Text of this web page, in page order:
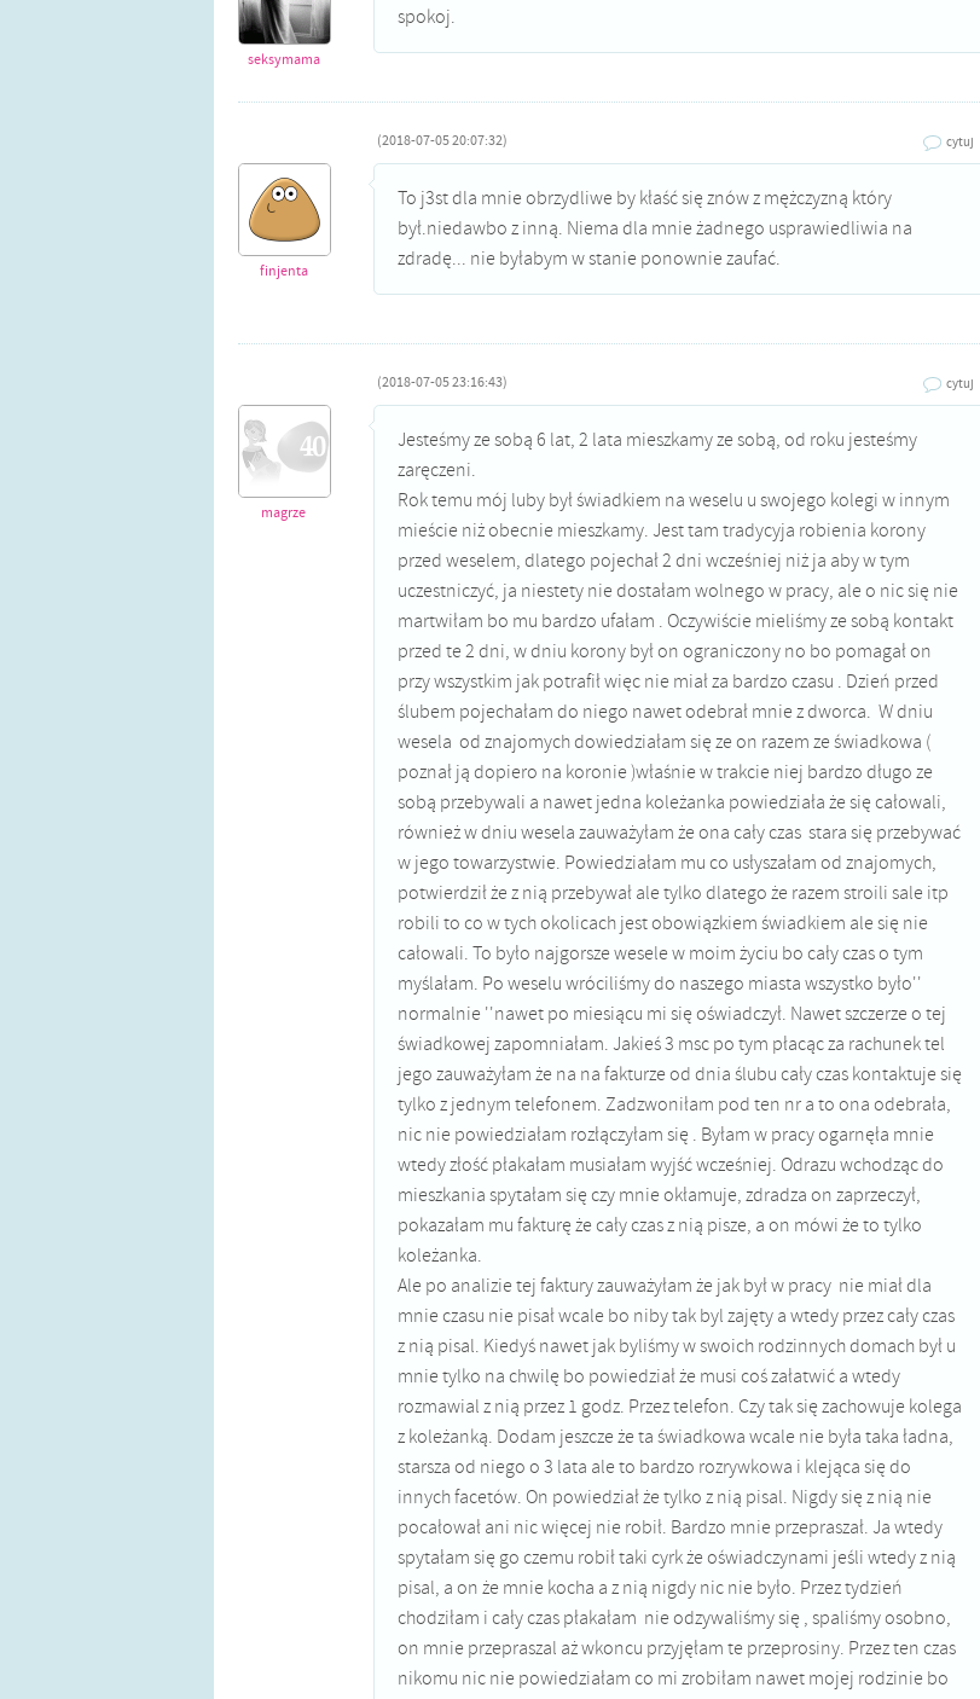
seksymama
spokoj.
(2018-07-05 20:07:32) cytuj
finjenta
To j3st dla mnie obrzydliwe by kłaść się znów z mężczyzną który
był.niedawbo z inną. Niema dla mnie żadnego usprawiedliwia na
zdradę... nie byłabym w stanie ponownie zaufać.
(2018-07-05 23:16:43) cytuj
magrze
Jesteśmy ze sobą 6 lat, 2 lata mieszkamy ze sobą, od roku jesteśmy
zaręczeni.
Rok temu mój luby był świadkiem na weselu u swojego kolegi w innym
mieście niż obecnie mieszkamy. Jest tam tradycyja robienia korony
przed weselem, dlatego pojechał 2 dni wcześniej niż ja aby w tym
uczestniczyć, ja niestety nie dostałam wolnego w pracy, ale o nic się nie
martwiłam bo mu bardzo ufałam . Oczywiście mieliśmy ze sobą kontakt
przed te 2 dni, w dniu korony był on ograniczony no bo pomagał on
przy wszystkim jak potrafił więc nie miał za bardzo czasu . Dzień przed
ślubem pojechałam do niego nawet odebrał mnie z dworca. W dniu
wesela od znajomych dowiedziałam się ze on razem ze świadkowa (
poznał ją dopiero na koronie )właśnie w trakcie niej bardzo długo ze
sobą przebywali a nawet jedna koleżanka powiedziała że się całowali,
również w dniu wesela zauważyłam że ona cały czas stara się przebywać
w jego towarzystwie. Powiedziałam mu co usłyszałam od znajomych,
potwierdził że z nią przebywał ale tylko dlatego że razem stroili sale itp
robili to co w tych okolicach jest obowiązkiem świadkiem ale się nie
całowali. To było najgorsze wesele w moim życiu bo cały czas o tym
myślałam. Po weselu wróciliśmy do naszego miasta wszystko było''
normalnie ''nawet po miesiącu mi się oświadczył. Nawet szczerze o tej
świadkowej zapomniałam. Jakieś 3 msc po tym płacąc za rachunek tel
jego zauważyłam że na na fakturze od dnia ślubu cały czas kontaktuje się
tylko z jednym telefonem. Zadzwoniłam pod ten nr a to ona odebrała,
nic nie powiedziałam rozłączyłam się . Byłam w pracy ogarnęła mnie
wtedy złość płakałam musiałam wyjść wcześniej. Odrazu wchodząc do
mieszkania spytałam się czy mnie okłamuje, zdradza on zaprzeczył,
pokazałam mu fakturę że cały czas z nią pisze, a on mówi że to tylko
koleżanka.
Ale po analizie tej faktury zauważyłam że jak był w pracy nie miał dla
mnie czasu nie pisał wcale bo niby tak byl zajęty a wtedy przez cały czas
z nią pisal. Kiedyś nawet jak byliśmy w swoich rodzinnych domach był u
mnie tylko na chwilę bo powiedział że musi coś załatwić a wtedy
rozmawial z nią przez 1 godz. Przez telefon. Czy tak się zachowuje kolega
z koleżanką. Dodam jeszcze że ta świadkowa wcale nie była taka ładna,
starsza od niego o 3 lata ale to bardzo rozrywkowa i klejąca się do
innych facetów. On powiedział że tylko z nią pisal. Nigdy się z nią nie
pocałował ani nic więcej nie robił. Bardzo mnie przepraszał. Ja wtedy
spytałam się go czemu robił taki cyrk że oświadczynami jeśli wtedy z nią
pisal, a on że mnie kocha a z nią nigdy nic nie było. Przez tydzień
chodziłam i cały czas płakałam nie odzywaliśmy się , spaliśmy osobno,
on mnie przepraszal aż wkoncu przyjęłam te przeprosiny. Przez ten czas
nikomu nic nie powiedziałam co mi zrobiłam nawet mojej rodzinie bo